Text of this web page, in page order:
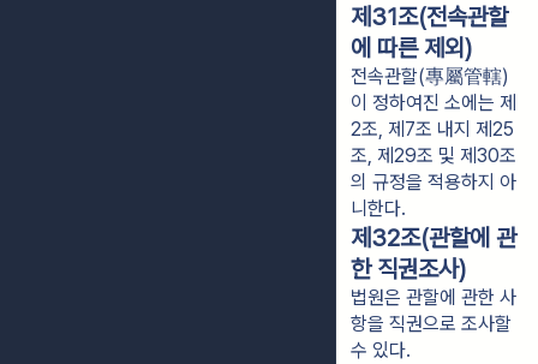
제31조(전속관할
에 따른 제외)
전속관할(專屬管轄)
이 정하여진 소에는 제
2조, 제7조 내지 제25
조, 제29조 및 제30조
의 규정을 적용하지 아
니한다.
제32조(관할에 관
한 직권조사)
법원은 관할에 관한 사
항을 직권으로 조사할
수 있다.